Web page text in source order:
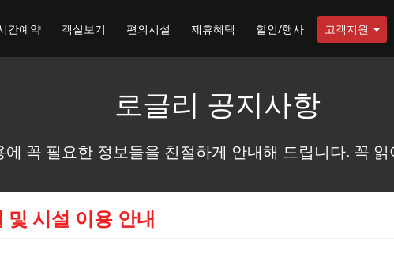
간예약
객실보기 편의시설 제휴혜택 할인/행사 고객지원
로글리 공지사항
에 꼭 필요한 정보들을 친절하게 안내해 드립니다. 꼭
시설 이용 안내